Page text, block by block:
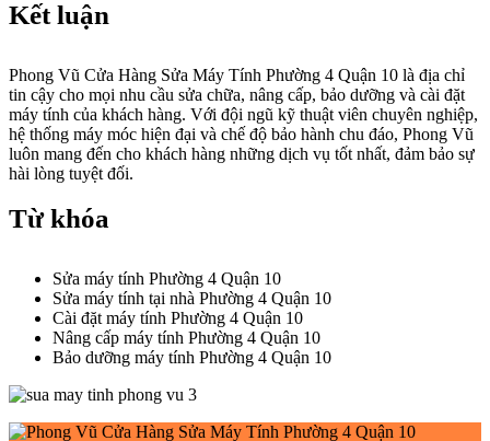
Kết luận
Phong Vũ Cửa Hàng Sửa Máy Tính Phường 4 Quận 10 là địa chỉ
tin cậy cho mọi nhu cầu sửa chữa, nâng cấp, bảo dưỡng và cài đặt
máy tính của khách hàng. Với đội ngũ kỹ thuật viên chuyên nghiệp,
hệ thống máy móc hiện đại và chế độ bảo hành chu đáo, Phong Vũ
luôn mang đến cho khách hàng những dịch vụ tốt nhất, đảm bảo sự
hài lòng tuyệt đối.
Từ khóa
Sửa máy tính Phường 4 Quận 10
Sửa máy tính tại nhà Phường 4 Quận 10
Cài đặt máy tính Phường 4 Quận 10
Nâng cấp máy tính Phường 4 Quận 10
Bảo dưỡng máy tính Phường 4 Quận 10